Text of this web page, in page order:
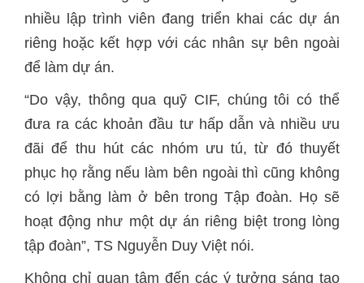
nhiều lập trình viên đang triển khai các dự án
riêng hoặc kết hợp với các nhân sự bên ngoài
để làm dự án.
“Do vậy, thông qua quỹ CIF, chúng tôi có thể
đưa ra các khoản đầu tư hấp dẫn và nhiều ưu
đãi để thu hút các nhóm ưu tú, từ đó thuyết
phục họ rằng nếu làm bên ngoài thì cũng không
có lợi bằng làm ở bên trong Tập đoàn. Họ sẽ
hoạt động như một dự án riêng biệt trong lòng
tập đoàn”, TS Nguyễn Duy Việt nói.
Không chỉ quan tâm đến các ý tưởng sáng tạo